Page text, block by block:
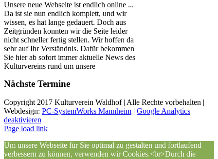
Unsere neue Webseite ist endlich online ...
Da ist sie nun endlich komplett, und wir
wissen, es hat lange gedauert. Doch aus
Zeitgründen konnten wir die Seite leider
nicht schneller fertig stellen. Wir hoffen da
sehr auf Ihr Verständnis. Dafür bekommen
Sie hier ab sofort immer aktuelle News des
Kulturvereins rund um unsere
Nächste Termine
Copyright 2017 Kulturverein Waldhof | Alle Rechte vorbehalten |
Webdesign: PC-SystemWorks Mannheim | Google Analytics
deaktivieren
Page load link
Um unsere Webseite für Sie optimal zu gestalten und fortlaufend
verbessern zu können, verwenden wir Cookies.<br>Durch die